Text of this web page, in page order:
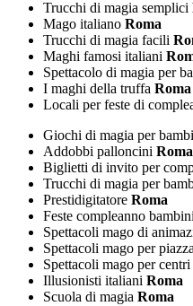
Trucchi di magia semplici
Mago italiano Roma
Trucchi di magia facili
Maghi famosi italiani
Spettacolo di magia per
I maghi della truffa Roma
Locali per feste di
Giochi di magia per
Addobbi palloncini Roma
Biglietti di invito per
Trucchi di magia per
Prestidigitatore Roma
Feste compleanno
Spettacoli mago di
Spettacoli mago per
Spettacoli mago per
Illusionisti italiani Roma
Scuola di magia Roma